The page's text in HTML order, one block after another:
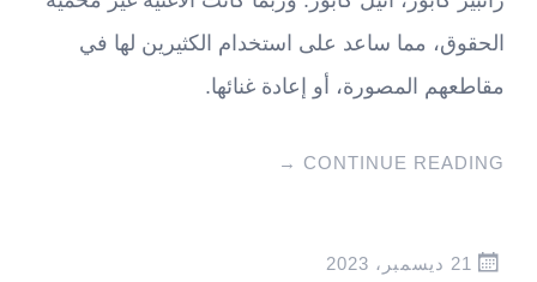
الحقوق، مما ساعد على استخدام الكثيرين لها في
مقاطعهم المصورة، أو إعادة غنائها.
CONTINUE READING
→
21 ديسمبر، 2023